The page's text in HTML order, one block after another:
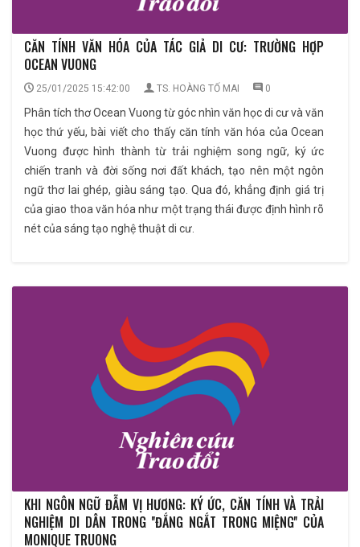
CĂN TÍNH VĂN HÓA CỦA TÁC GIẢ DI CƯ: TRƯỜNG HỢP
OCEAN VUONG
25/01/2025 15:42:00 TS. HOÀNG TỐ MAI 0
Phân tích thơ Ocean Vuong từ góc nhìn văn học di cư và văn
học thứ yếu, bài viết cho thấy căn tính văn hóa của Ocean
Vuong được hình thành từ trải nghiệm song ngữ, ký ức
chiến tranh và đời sống nơi đất khách, tạo nên một ngôn
ngữ thơ lai ghép, giàu sáng tạo. Qua đó, khẳng định giá trị
của giao thoa văn hóa như một trạng thái được định hình rõ
nét của sáng tạo nghệ thuật di cư.
KHI NGÔN NGỮ ĐẪM VỊ HƯƠNG: KÝ ỨC, CĂN TÍNH VÀ TRẢI
NGHIỆM DI DÂN TRONG ''ĐẮNG NGẮT TRONG MIỆNG'' CỦA
MONIQUE TRUONG